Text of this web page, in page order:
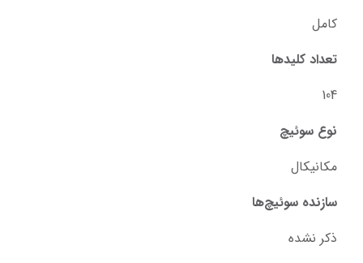
کامل
تعداد کلیدها
104
نوع سوئیچ
مکانیکال
سازنده سوئیچ‌ها
ذکر نشده